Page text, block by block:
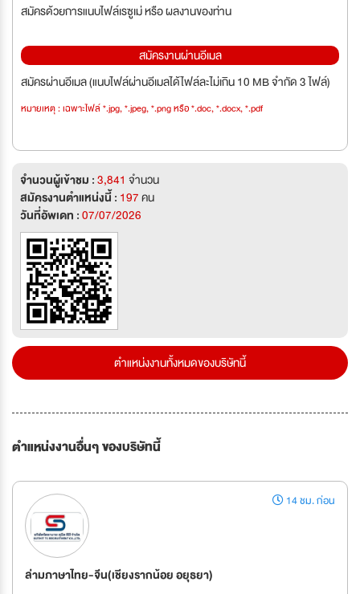
สมัครด้วยการแนบไฟล์เรซูเม่ หรือ ผลงานของท่าน
สมัครงานผ่านอีเมล
สมัครผ่านอีเมล (แนบไฟล์ผ่านอีเมลได้ไฟล์ละไม่เกิน 10 MB จำกัด 3 ไฟล์)
หมายเหตุ : เฉพาะไฟล์ *.jpg, *.jpeg, *.png หรือ *.doc, *.docx, *.pdf
จำนวนผู้เข้าชม :3,841 จำนวน
สมัครงานตำแหน่งนี้ : 197คน
วันที่อัพเดท :07/07/2026
ตำแหน่งงานทั้งหมดของบริษัทนี้
ตำแหน่งงานอื่นๆ ของบริษัทนี้
14 ชม. ก่อน
ล่ามภาษาไทย-จีน(เชียงรากน้อย อยุธยา)